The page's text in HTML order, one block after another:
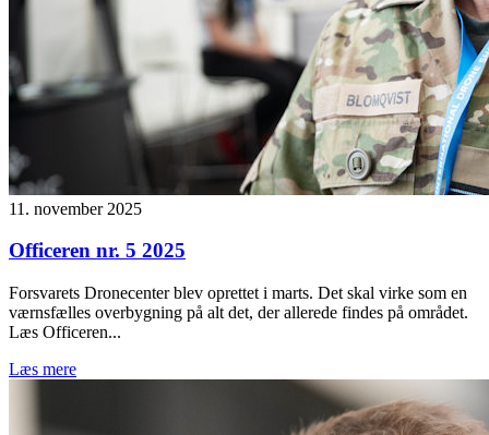
11. november 2025
Officeren nr. 5 2025
Forsvarets Dronecenter blev oprettet i marts. Det skal virke som en
værnsfælles overbygning på alt det, der allerede findes på området.
Læs Officeren...
Læs mere